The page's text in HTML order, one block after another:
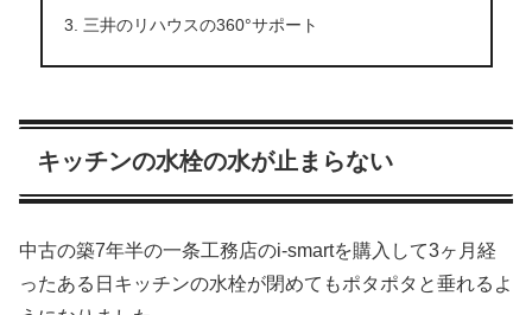
三井のリハウスの360°サポート
キッチンの水栓の水が止まらない
中古の築7年半の一条工務店のi-smartを購入して3ヶ月経
ったある日キッチンの水栓が閉めてもポタポタと垂れるよ